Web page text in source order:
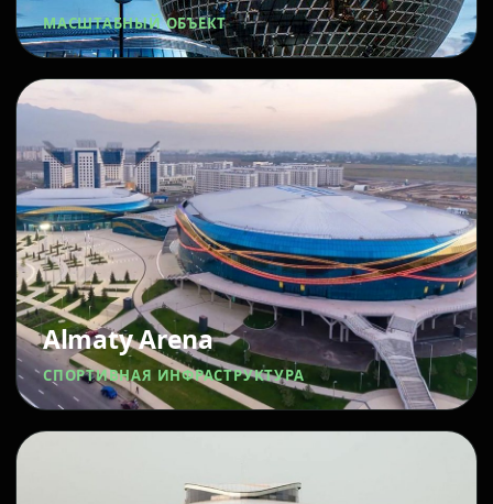
МАСШТАБНЫЙ ОБЪЕКТ
Almaty Arena
СПОРТИВНАЯ ИНФРАСТРУКТУРА